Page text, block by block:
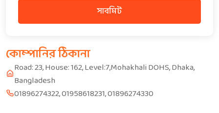
সাবমিট
কোম্পানির ঠিকানা
Road: 23, House: 162, Level:7,Mohakhali DOHS, Dhaka,
Bangladesh
01896274322, 01958618231, 01896274330